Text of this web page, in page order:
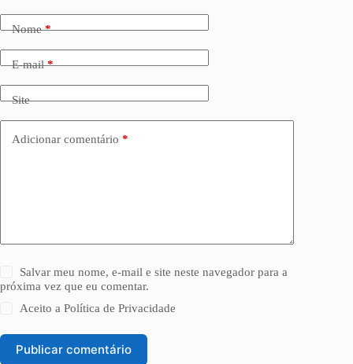
Nome*
E-mail*
Site
Adicionar comentário *
Salvar meu nome, e-mail e site neste navegador para a
próxima vez que eu comentar.
Aceito aPolítica de Privacidade
Publicar comentário